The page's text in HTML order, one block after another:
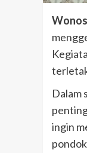
Dalam
ingin